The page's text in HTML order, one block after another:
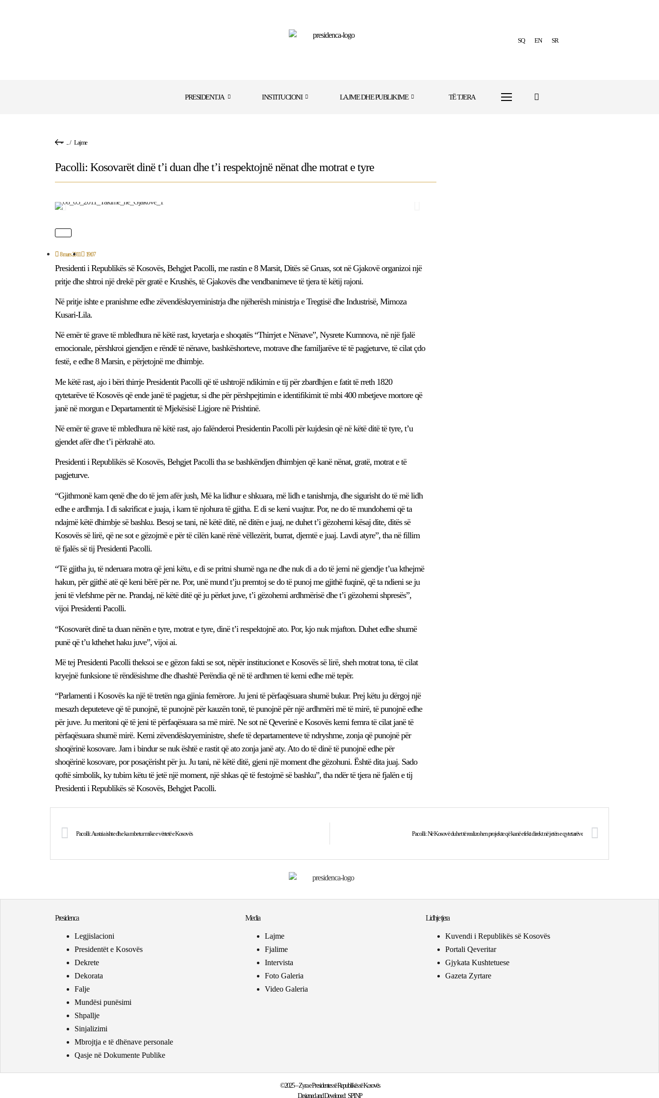
SQ EN SR
PRESIDENTJA INSTITUCIONI LAJME DHE PUBLIKIME TË TJERA
/ Lajme
Pacolli: Kosovarët dinë t’i duan dhe t’i respektojnë nënat dhe motrat e tyre
8 mars 2011 19:07
Presidenti i Republikës së Kosovës, Behgjet Pacolli, me rastin e 8 Marsit, Ditës së Gruas, sot në Gjakovë organizoi një
pritje dhe shtroi një drekë për gratë e Krushës, të Gjakovës dhe vendbanimeve të tjera të këtij rajoni.
Në pritje ishte e pranishme edhe zëvendëskryeministrja dhe njëherësh ministrja e Tregtisë dhe Industrisë, Mimoza
Kusari-Lila.
Në emër të grave të mbledhura në këtë rast, kryetarja e shoqatës “Thirrjet e Nënave”, Nysrete Kumnova, në një fjalë
emocionale, përshkroi gjendjen e rëndë të nënave, bashkëshorteve, motrave dhe familjarëve të të pagjeturve, të cilat çdo
festë, e edhe 8 Marsin, e përjetojnë me dhimbje.
Me këtë rast, ajo i bëri thirrje Presidentit Pacolli që të ushtrojë ndikimin e tij për zbardhjen e fatit të rreth 1820
qytetarëve të Kosovës që ende janë të pagjetur, si dhe për përshpejtimin e identifikimit të mbi 400 mbetjeve mortore që
janë në morgun e Departamentit të Mjekësisë Ligjore në Prishtinë.
Në emër të grave të mbledhura në këtë rast, ajo falënderoi Presidentin Pacolli për kujdesin që në këtë ditë të tyre, t’u
gjendet afër dhe t’i përkrahë ato.
Presidenti i Republikës së Kosovës, Behgjet Pacolli tha se bashkëndjen dhimbjen që kanë nënat, gratë, motrat e të
pagjeturve.
“Gjithmonë kam qenë dhe do të jem afër jush, Më ka lidhur e shkuara, më lidh e tanishmja, dhe sigurisht do të më lidh
edhe e ardhmja. I di sakrificat e juaja, i kam të njohura të gjitha. E di se keni vuajtur. Por, ne do të mundohemi që ta
ndajmë këtë dhimbje së bashku. Besoj se tani, në këtë ditë, në ditën e juaj, ne duhet t’i gëzohemi kësaj dite, ditës së
Kosovës së lirë, që ne sot e gëzojmë e për të cilën kanë rënë vëllezërit, burrat, djemtë e juaj. Lavdi atyre”, tha në fillim
të fjalës së tij Presidenti Pacolli.
“Të gjitha ju, të nderuara motra që jeni këtu, e di se pritni shumë nga ne dhe nuk di a do të jemi në gjendje t’ua kthejmë
hakun, për gjithë atë që keni bërë për ne. Por, unë mund t’ju premtoj se do të punoj me gjithë fuqinë, që ta ndieni se ju
jeni të vlefshme për ne. Prandaj, në këtë ditë që ju përket juve, t’i gëzohemi ardhmërisë dhe t’i gëzohemi shpresës”,
vijoi Presidenti Pacolli.
“Kosovarët dinë ta duan nënën e tyre, motrat e tyre, dinë t’i respektojnë ato. Por, kjo nuk mjafton. Duhet edhe shumë
punë që t’u kthehet haku juve”, vijoi ai.
Më tej Presidenti Pacolli theksoi se e gëzon fakti se sot, nëpër institucionet e Kosovës së lirë, sheh motrat tona, të cilat
kryejnë funksione të rëndësishme dhe dhashtë Perëndia që në të ardhmen të kemi edhe më tepër.
“Parlamenti i Kosovës ka një të tretën nga gjinia femërore. Ju jeni të përfaqësuara shumë bukur. Prej këtu ju dërgoj një
mesazh deputeteve që të punojnë, të punojnë për kauzën tonë, të punojnë për një ardhmëri më të mirë, të punojnë edhe
për juve. Ju meritoni që të jeni të përfaqësuara sa më mirë. Ne sot në Qeverinë e Kosovës kemi femra të cilat janë të
përfaqësuara shumë mirë. Kemi zëvendëskryeministre, shefe të departamenteve të ndryshme, zonja që punojnë për
shoqërinë kosovare. Jam i bindur se nuk është e rastit që ato zonja janë aty. Ato do të dinë të punojnë edhe për
shoqërinë kosovare, por posaçërisht për ju. Ju tani, në këtë ditë, gjeni një moment dhe gëzohuni. Është dita juaj. Sado
qoftë simbolik, ky tubim këtu të jetë një moment, një shkas që të festojmë së bashku”, tha ndër të tjera në fjalën e tij
Presidenti i Republikës së Kosovës, Behgjet Pacolli.
Pacolli: Austria ishte dhe ka mbetur mike e vërtetë e Kosovës Pacolli: Në Kosovë duhet të realizohen projekte që kanë efekt direkt në jetën e qytetarëve
Presidenca
Legjislacioni
Presidentët e Kosovës
Dekrete
Dekorata
Falje
Mundësi punësimi
Shpallje
Sinjalizimi
Mbrojtja e të dhënave personale
Qasje në Dokumente Publike
Media
Lajme
Fjalime
Intervista
Foto Galeria
Video Galeria
Lidhje tjera
Kuvendi i Republikës së Kosovës
Portali Qeveritar
Gjykata Kushtetuese
Gazeta Zyrtare
©2025 – Zyra e Presidentes së Republikës së Kosovës
Designed and Developed: SPINP